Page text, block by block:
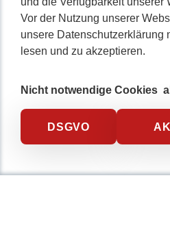
Vor der Nutzung unserer
unsere Datenschutzerklärung
lesen und zu akzeptieren.
Nicht notwendige Cookies
DSGVO